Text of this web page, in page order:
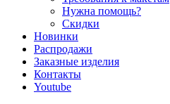
Нужна помощь?
Скидки
Новинки
Распродажи
Заказные изделия
Контакты
Youtube